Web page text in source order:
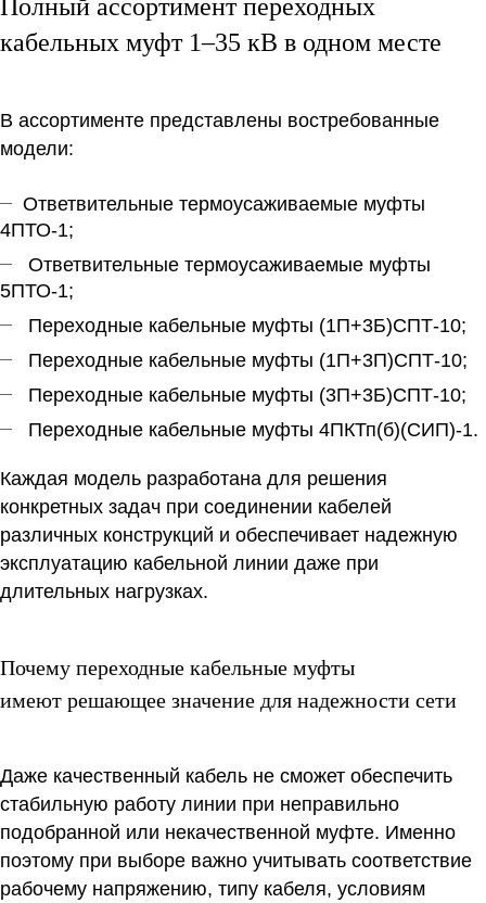
Полный ассортимент переходных
кабельных муфт 1–35 кВ в одном месте
В ассортименте представлены востребованные
модели:
Ответвительные термоусаживаемые муфты
4ПТО-1;
Ответвительные термоусаживаемые муфты
5ПТО-1;
Переходные кабельные муфты (1П+3Б)СПТ-10;
Переходные кабельные муфты (1П+3П)СПТ-10;
Переходные кабельные муфты (3П+3Б)СПТ-10;
Переходные кабельные муфты 4ПКТп(б)(СИП)-1.
Каждая модель разработана для решения
конкретных задач при соединении кабелей
различных конструкций и обеспечивает надежную
эксплуатацию кабельной линии даже при
длительных нагрузках.
Почему переходные кабельные муфты
имеют решающее значение для надежности сети
Даже качественный кабель не сможет обеспечить
стабильную работу линии при неправильно
подобранной или некачественной муфте. Именно
поэтому при выборе важно учитывать соответствие
рабочему напряжению, типу кабеля, условиям